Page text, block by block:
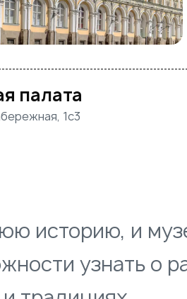
палата
1с3
историю, и
узнать о